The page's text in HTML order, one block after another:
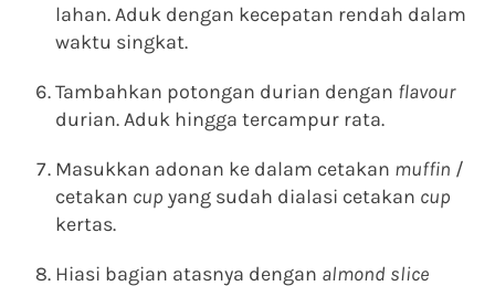
lahan. Aduk dengan kecepatan rendah dalam
waktu singkat.
Tambahkan potongan durian dengan flavour
durian. Aduk hingga tercampur rata.
Masukkan adonan ke dalam cetakan muffin /
cetakan cup yang sudah dialasi cetakan cup
kertas.
Hiasi bagian atasnya dengan almond slice